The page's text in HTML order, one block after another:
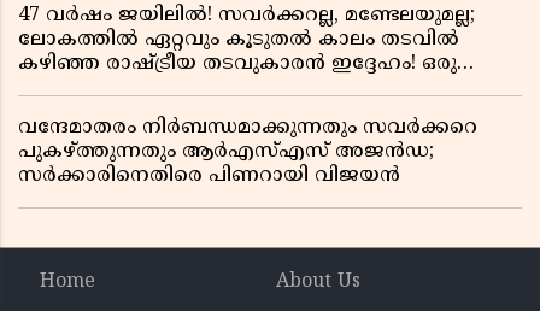
47 വർഷം ജയിലിൽ! സവർക്കറല്ല, മണ്ടേലയുമല്ല;
ലോകത്തിൽ ഏറ്റവും കൂടുതൽ കാലം തടവിൽ
കഴിഞ്ഞ രാഷ്ട്രീയ തടവുകാരൻ ഇദ്ദേഹം! ഒരു
വന്ദേമാതരം നിർബന്ധമാക്കുന്നതും സവർക്കറെ
പുകഴ്ത്തുന്നതും ആർഎസ്എസ് അജൻഡ;
സർക്കാരിനെതിരെ പിണറായി വിജയൻ
Home
About Us